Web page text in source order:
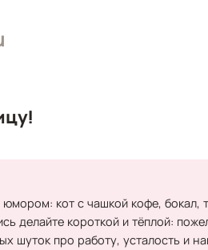
кот с чашкой кофе, бокал,
делайте короткой и тёплой:
шуток про работу, усталость и